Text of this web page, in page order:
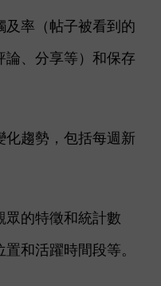
及率（帖子被看到的
論、分享等）和保存
化趨勢，包括每週新
眾的特徵和統計數
和活躍時間段等。